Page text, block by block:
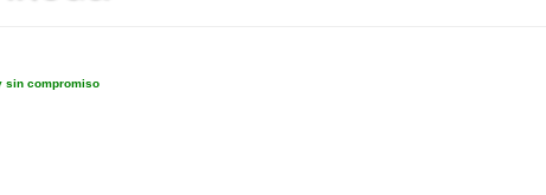
sin compromiso